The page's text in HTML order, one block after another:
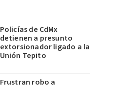
Policías de CdMx
detienen a presunto
extorsionador ligado a la
Unión Tepito
Frustran robo a